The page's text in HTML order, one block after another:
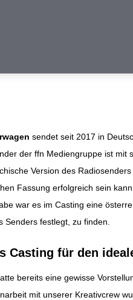
sendet seit 2017 in
der ffn Mediengruppe ist mit
Version des
Fassung erfolgreich sein
war es im Casting eine
Senders festlegt, zu finden.
Casting für den
bereits eine gewisse
mit unserer Kreativcrew